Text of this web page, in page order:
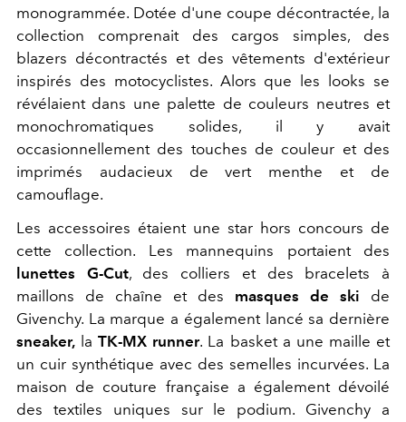
monogrammée. Dotée d'une coupe décontractée, la
collection comprenait des cargos simples, des
blazers décontractés et des vêtements d'extérieur
inspirés des motocyclistes. Alors que les looks se
révélaient dans une palette de couleurs neutres et
monochromatiques solides, il y avait
occasionnellement des touches de couleur et des
imprimés audacieux de vert menthe et de
camouflage.
Les accessoires étaient une star hors concours de
cette collection. Les mannequins portaient des
lunettes G-Cut, des colliers et des bracelets à
maillons de chaîne et des masques de ski de
Givenchy. La marque a également lancé sa dernière
sneaker, laTK-MX runner. La basket a une maille et
un cuir synthétique avec des semelles incurvées. La
maison de couture française a également dévoilé
des textiles uniques sur le podium. Givenchy a